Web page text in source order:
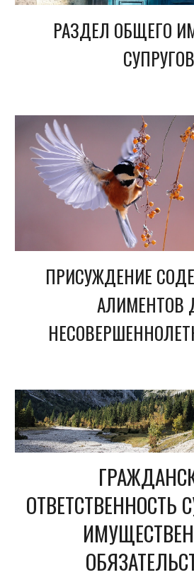
РАЗДЕЛ ОБЩЕГО
СУПРУГОВ
ПРИСУЖДЕНИЕ
АЛИМЕНТОВ
ОТВЕТСТВЕННОСТЬ